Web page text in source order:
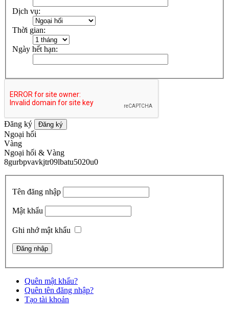
Dịch vụ:
Thời gian:
Ngày hết hạn:
Đăng ký Đăng ký
Ngoại hối
Vàng
Ngoại hối & Vàng
8gurbpvavkjtr09lbatu5020u0
Tên đăng nhập
Mật khẩu
Ghi nhớ mật khẩu
Quên mật khẩu?
Quên tên đăng nhập?
Tạo tài khoản